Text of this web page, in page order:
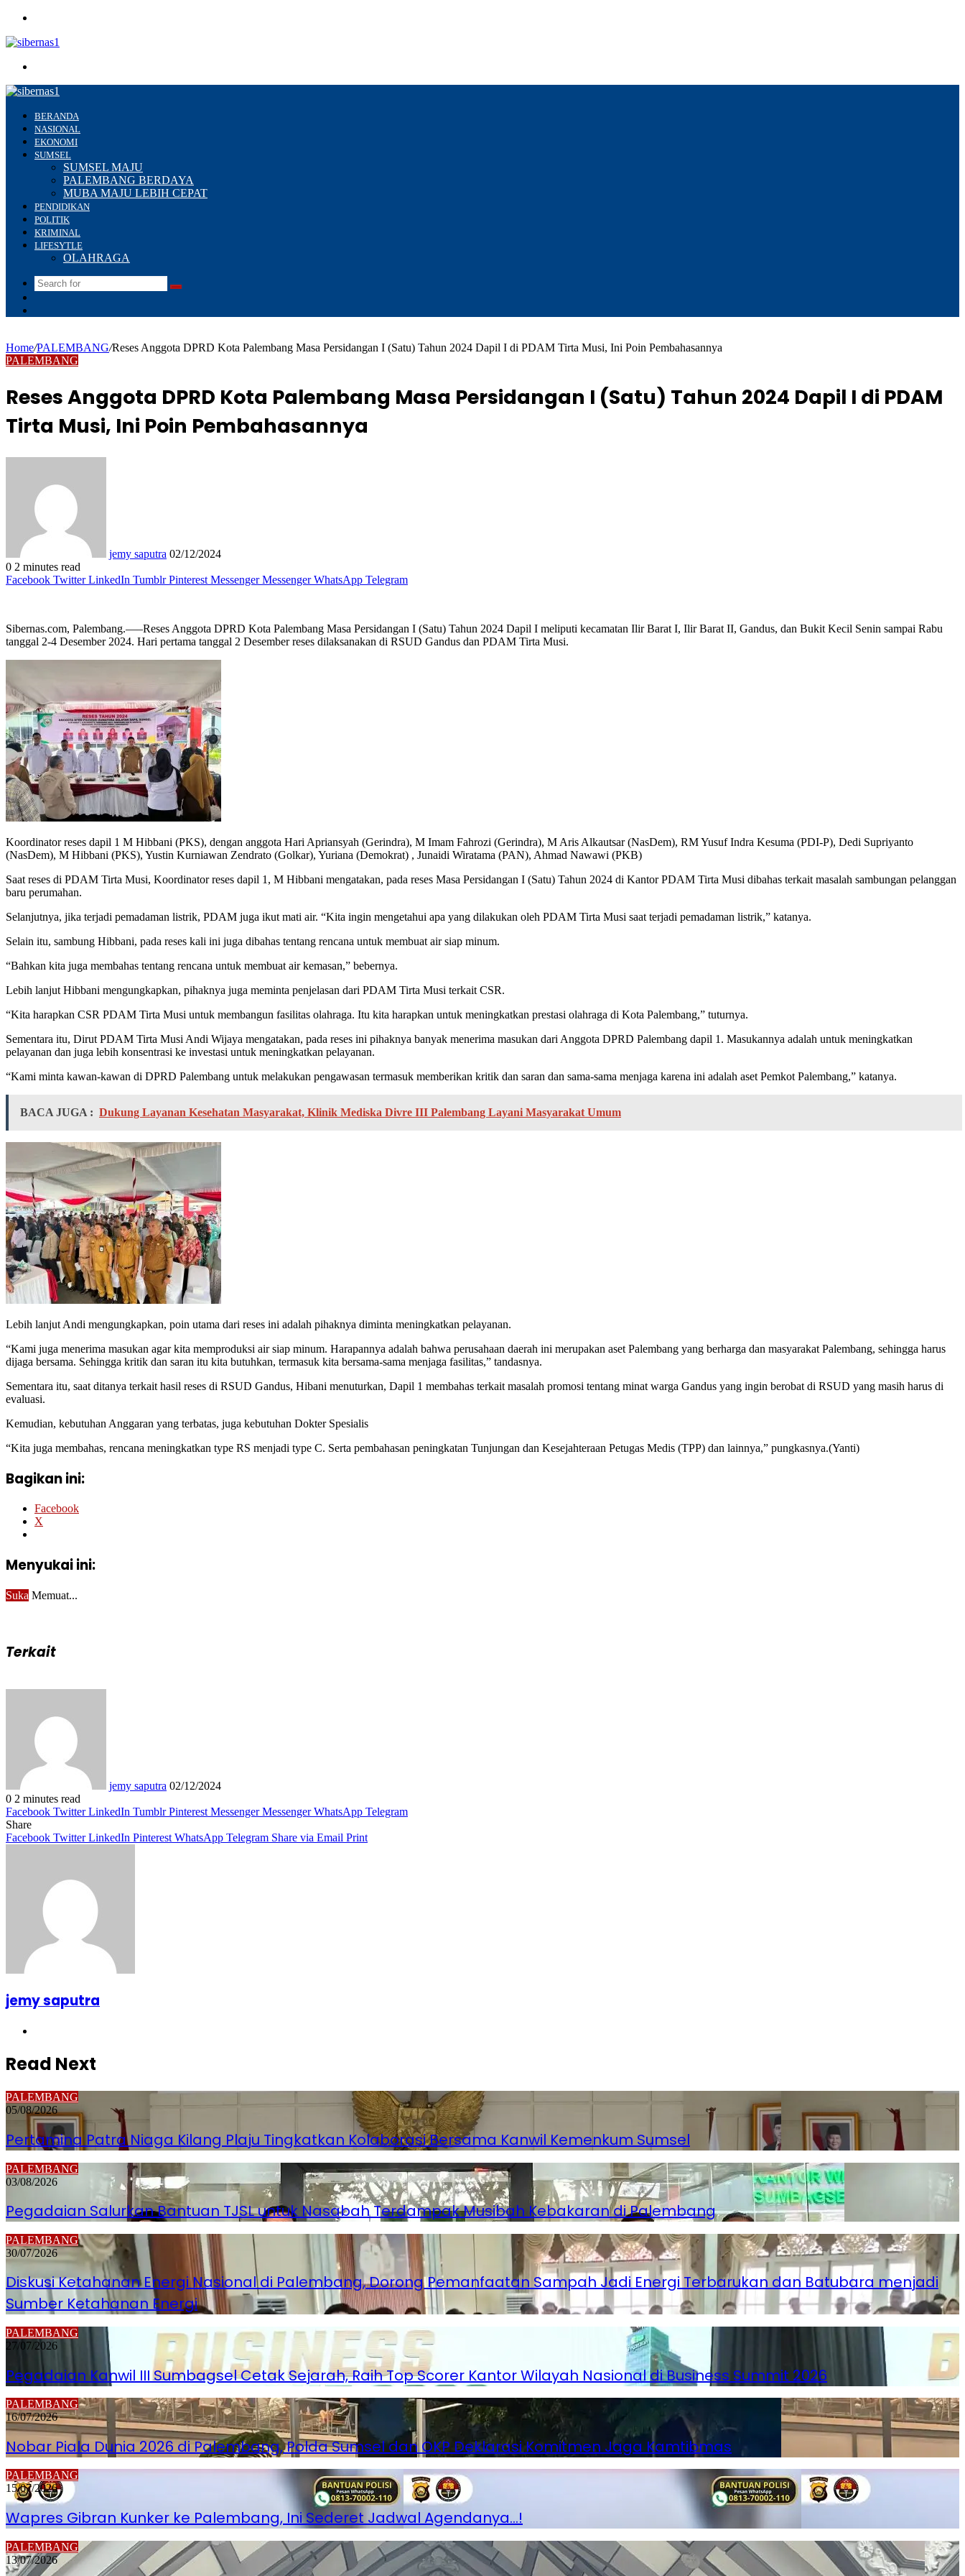
BERANDA
NASIONAL
EKONOMI
SUMSEL
SUMSEL MAJU
PALEMBANG BERDAYA
MUBA MAJU LEBIH CEPAT
PENDIDIKAN
POLITIK
KRIMINAL
LIFESYTLE
OLAHRAGA
Search
Home/PALEMBANG/Reses Anggota DPRD Kota Palembang Masa Persidangan I (Satu) Tahun 2024 Dapil I di PDAM Tirta Musi, Ini Poin Pembahasannya
PALEMBANG
Reses Anggota DPRD Kota Palembang Masa Persidangan I (Satu) Tahun 2024 Dapil I di PDAM
Tirta Musi, Ini Poin Pembahasannya
jemy saputra 02/12/2024
0 2 minutes read
Facebook Twitter LinkedIn Tumblr Pinterest Messenger Messenger WhatsApp Telegram
Sibernas.com, Palembang.—–Reses Anggota DPRD Kota Palembang Masa Persidangan I (Satu) Tahun 2024 Dapil I meliputi kecamatan Ilir Barat I, Ilir Barat II, Gandus, dan Bukit Kecil Senin sampai Rabu
tanggal 2-4 Desember 2024. Hari pertama tanggal 2 Desember reses dilaksanakan di RSUD Gandus dan PDAM Tirta Musi.
Koordinator reses dapil 1 M Hibbani (PKS), dengan anggota Hari Apriansyah (Gerindra), M Imam Fahrozi (Gerindra), M Aris Alkautsar (NasDem), RM Yusuf Indra Kesuma (PDI-P), Dedi Supriyanto
(NasDem), M Hibbani (PKS), Yustin Kurniawan Zendrato (Golkar), Yuriana (Demokrat) , Junaidi Wiratama (PAN), Ahmad Nawawi (PKB)
Saat reses di PDAM Tirta Musi, Koordinator reses dapil 1, M Hibbani mengatakan, pada reses Masa Persidangan I (Satu) Tahun 2024 di Kantor PDAM Tirta Musi dibahas terkait masalah sambungan pelanggan
baru perumahan.
Selanjutnya, jika terjadi pemadaman listrik, PDAM juga ikut mati air. “Kita ingin mengetahui apa yang dilakukan oleh PDAM Tirta Musi saat terjadi pemadaman listrik,” katanya.
Selain itu, sambung Hibbani, pada reses kali ini juga dibahas tentang rencana untuk membuat air siap minum.
“Bahkan kita juga membahas tentang rencana untuk membuat air kemasan,” bebernya.
Lebih lanjut Hibbani mengungkapkan, pihaknya juga meminta penjelasan dari PDAM Tirta Musi terkait CSR.
“Kita harapkan CSR PDAM Tirta Musi untuk membangun fasilitas olahraga. Itu kita harapkan untuk meningkatkan prestasi olahraga di Kota Palembang,” tuturnya.
Sementara itu, Dirut PDAM Tirta Musi Andi Wijaya mengatakan, pada reses ini pihaknya banyak menerima masukan dari Anggota DPRD Palembang dapil 1. Masukannya adalah untuk meningkatkan
pelayanan dan juga lebih konsentrasi ke investasi untuk meningkatkan pelayanan.
“Kami minta kawan-kawan di DPRD Palembang untuk melakukan pengawasan termasuk memberikan kritik dan saran dan sama-sama menjaga karena ini adalah aset Pemkot Palembang,” katanya.
BACA JUGA : Dukung Layanan Kesehatan Masyarakat, Klinik Mediska Divre III Palembang Layani Masyarakat Umum
Lebih lanjut Andi mengungkapkan, poin utama dari reses ini adalah pihaknya diminta meningkatkan pelayanan.
“Kami juga menerima masukan agar kita memproduksi air siap minum. Harapannya adalah bahwa perusahaan daerah ini merupakan aset Palembang yang berharga dan masyarakat Palembang, sehingga harus
dijaga bersama. Sehingga kritik dan saran itu kita butuhkan, termasuk kita bersama-sama menjaga fasilitas,” tandasnya.
Sementara itu, saat ditanya terkait hasil reses di RSUD Gandus, Hibani menuturkan, Dapil 1 membahas terkait masalah promosi tentang minat warga Gandus yang ingin berobat di RSUD yang masih harus di
evaluasi.
Kemudian, kebutuhan Anggaran yang terbatas, juga kebutuhan Dokter Spesialis
“Kita juga membahas, rencana meningkatkan type RS menjadi type C. Serta pembahasan peningkatan Tunjungan dan Kesejahteraan Petugas Medis (TPP) dan lainnya,” pungkasnya.(Yanti)
Bagikan ini:
Facebook
X
Menyukai ini:
Suka Memuat...
Terkait
jemy saputra 02/12/2024
0 2 minutes read
Facebook Twitter LinkedIn Tumblr Pinterest Messenger Messenger WhatsApp Telegram
Share
Facebook Twitter LinkedIn Pinterest WhatsApp Telegram Share via Email Print
jemy saputra
Read Next
PALEMBANG
05/08/2026
Pertamina Patra Niaga Kilang Plaju Tingkatkan Kolaborasi Bersama Kanwil Kemenkum Sumsel
PALEMBANG
03/08/2026
Pegadaian Salurkan Bantuan TJSL untuk Nasabah Terdampak Musibah Kebakaran di Palembang
PALEMBANG
30/07/2026
Diskusi Ketahanan Energi Nasional di Palembang, Dorong Pemanfaatan Sampah Jadi Energi Terbarukan dan Batubara menjadi
Sumber Ketahanan Energi
PALEMBANG
27/07/2026
Pegadaian Kanwil III Sumbagsel Cetak Sejarah, Raih Top Scorer Kantor Wilayah Nasional di Business Summit 2026
PALEMBANG
16/07/2026
Nobar Piala Dunia 2026 di Palembang, Polda Sumsel dan OKP Deklarasi Komitmen Jaga Kamtibmas
PALEMBANG
15/07/2026
Wapres Gibran Kunker ke Palembang, Ini Sederet Jadwal Agendanya…!
PALEMBANG
13/07/2026